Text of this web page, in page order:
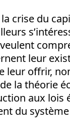
la crise du
leur
leur offrir,
la théorie
aux lois
du